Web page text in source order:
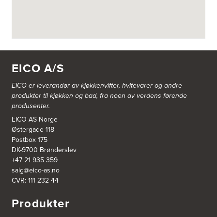
Aurland Elektriske AS
Odden 10 A
Tel.:57-633463
Bekkestua kjøkkenstudio as
Gamle Ringeriksvei 32
1357 Bekkestua
Tel.:99228877
Bergen Kjøkkensenter A/S
Hellevegen 228
5039 Bergen
Tel.:55-395060
Nesjane 7, Vikeså
EICO A/S
EICO er leverandør av kjøkkenvifter, hvitevarer og andre
produkter til kjøkken og bad, fra noen av verdens førende
produsenter.
EICO AS Norge
Østergade 118
Postbox 175
DK-9700 Brønderslev
+47 21 935 359
salg@eico-as.no
CVR: 111 232 44
Produkter